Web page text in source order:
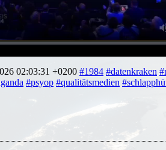
02:03:31 +0200 #1984 #datenkraken
#psyop #qualitätsmedien